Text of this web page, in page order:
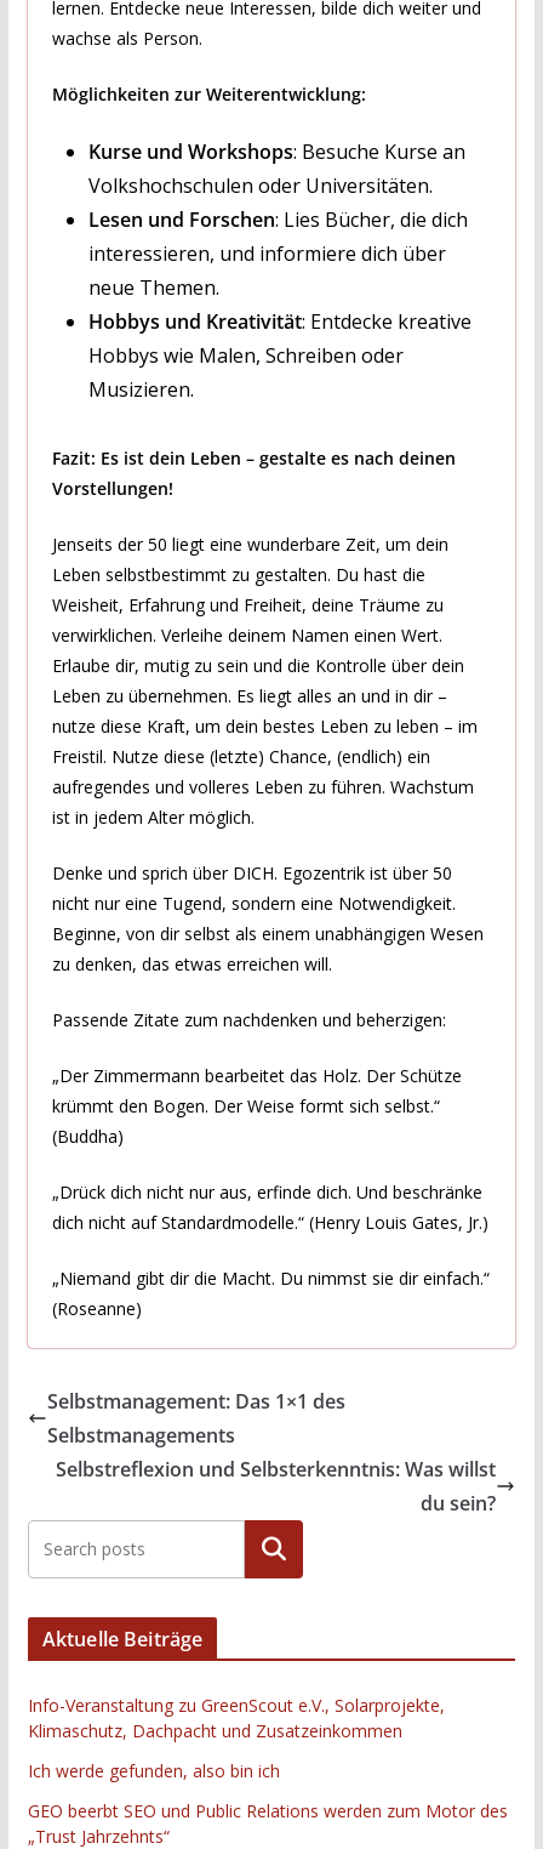
lernen. Entdecke neue Interessen, bilde dich weiter und
wachse als Person.
Möglichkeiten zur Weiterentwicklung:
Kurse und Workshops: Besuche Kurse an
Volkshochschulen oder Universitäten.
Lesen und Forschen: Lies Bücher, die dich
interessieren, und informiere dich über
neue Themen.
Hobbys und Kreativität: Entdecke kreative
Hobbys wie Malen, Schreiben oder
Musizieren.
Fazit: Es ist dein Leben – gestalte es nach deinen
Vorstellungen!
Jenseits der 50 liegt eine wunderbare Zeit, um dein
Leben selbstbestimmt zu gestalten. Du hast die
Weisheit, Erfahrung und Freiheit, deine Träume zu
verwirklichen. Verleihe deinem Namen einen Wert.
Erlaube dir, mutig zu sein und die Kontrolle über dein
Leben zu übernehmen. Es liegt alles an und in dir –
nutze diese Kraft, um dein bestes Leben zu leben – im
Freistil. Nutze diese (letzte) Chance, (endlich) ein
aufregendes und volleres Leben zu führen. Wachstum
ist in jedem Alter möglich.
Denke und sprich über DICH. Egozentrik ist über 50
nicht nur eine Tugend, sondern eine Notwendigkeit.
Beginne, von dir selbst als einem unabhängigen Wesen
zu denken, das etwas erreichen will.
Passende Zitate zum nachdenken und beherzigen:
„Der Zimmermann bearbeitet das Holz. Der Schütze
krümmt den Bogen. Der Weise formt sich selbst.“
(Buddha)
„Drück dich nicht nur aus, erfinde dich. Und beschränke
dich nicht auf Standardmodelle.“ (Henry Louis Gates, Jr.)
„Niemand gibt dir die Macht. Du nimmst sie dir einfach.“
(Roseanne)
Selbstmanagement: Das 1×1 des
Selbstmanagements
Selbstreflexion und Selbsterkenntnis: Was willst
du sein?
Suchen
Aktuelle Beiträge
Info-Veranstaltung zu GreenScout e.V., Solarprojekte,
Klimaschutz, Dachpacht und Zusatzeinkommen
Ich werde gefunden, also bin ich
GEO beerbt SEO und Public Relations werden zum Motor des
„Trust Jahrzehnts“